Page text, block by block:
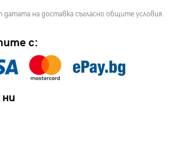
на доставка съгласно общите условия.
с: